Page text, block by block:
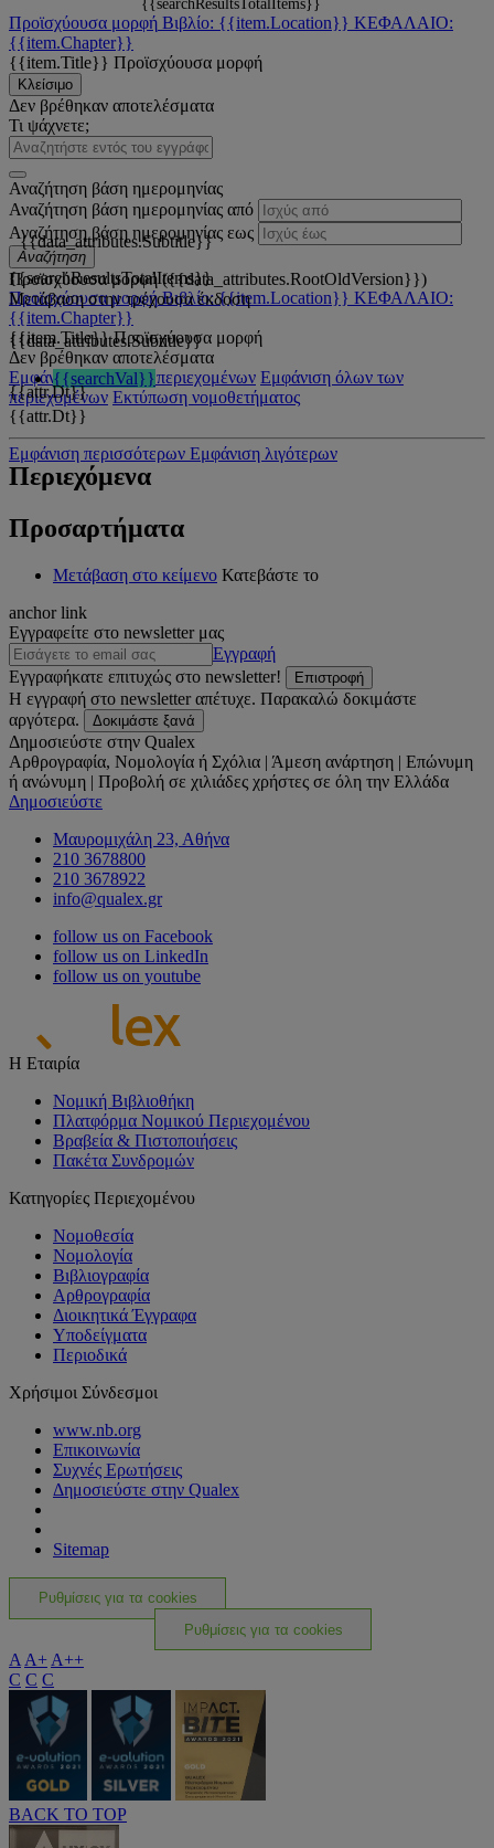
{{searchResultsTotalItems}}
Προϊσχύουσα μορφή Βιβλίο: {{item.Location}} ΚΕΦΑΛΑΙΟ:
{{item.Chapter}}
{{item.Title}} Προϊσχύουσα μορφή
Κλείσιμο
Δεν βρέθηκαν αποτελέσματα
Τι ψάχνετε;
Αναζήτηση βάση ημερομηνίας
Αναζήτηση βάση ημερομηνίας από
Αναζήτηση βάση ημερομηνίας εως
Αναζήτηση
{{searchResultsTotalItems}}
Προϊσχύουσα μορφή Βιβλίο: {{item.Location}} ΚΕΦΑΛΑΙΟ:
{{item.Chapter}}
{{item.Title}} Προϊσχύουσα μορφή
Δεν βρέθηκαν αποτελέσματα
Εμφάνιση όλων των περιεχομένων Εμφάνιση όλων των
περιεχομένων Εκτύπωση νομοθετήματος
{{data_attributes.Subtitle}}
Προϊσχύουσα μορφή ({{data_attributes.RootOldVersion}})
Μετάβαση στην τρέχουσα έκδοση
{{data_attributes.Subtitle}}
{{searchVal}}
{{attr.Dt}}
Εμφάνιση περισσότερων Εμφάνιση λιγότερων
{{attr.Dt}}
Περιεχόμενα
Προσαρτήματα
Μετάβαση στο κείμενο Κατεβάστε το
anchor link
Εγγραφείτε στο newsletter μας
Εγγραφή
Εγγραφήκατε επιτυχώς στο newsletter!
Επιστροφή
Η εγγραφή στο newsletter απέτυχε. Παρακαλώ δοκιμάστε
αργότερα.
Δοκιμάστε ξανά
Δημοσιεύστε στην Qualex
Αρθρογραφία, Νομολογία ή Σχόλια | Άμεση ανάρτηση | Επώνυμη
ή ανώνυμη | Προβολή σε χιλιάδες χρήστες σε όλη την Ελλάδα
Δημοσιεύστε
Μαυρομιχάλη 23, Αθήνα
210 3678800
210 3678922
info@qualex.gr
follow us on Facebook
follow us on LinkedIn
follow us on youtube
Η Εταιρία
Νομική Βιβλιοθήκη
Πλατφόρμα Νομικού Περιεχομένου
Βραβεία & Πιστοποιήσεις
Πακέτα Συνδρομών
Κατηγορίες Περιεχομένου
Νομοθεσία
Νομολογία
Βιβλιογραφία
Αρθρογραφία
Διοικητικά Έγγραφα
Υποδείγματα
Περιοδικά
Χρήσιμοι Σύνδεσμοι
www.nb.org
Επικοινωνία
Συχνές Ερωτήσεις
Δημοσιεύστε στην Qualex
Sitemap
Ρυθμίσεις για τα cookies
Ρυθμίσεις για τα cookies
A A+ A++
C C C
BACK TO TOP